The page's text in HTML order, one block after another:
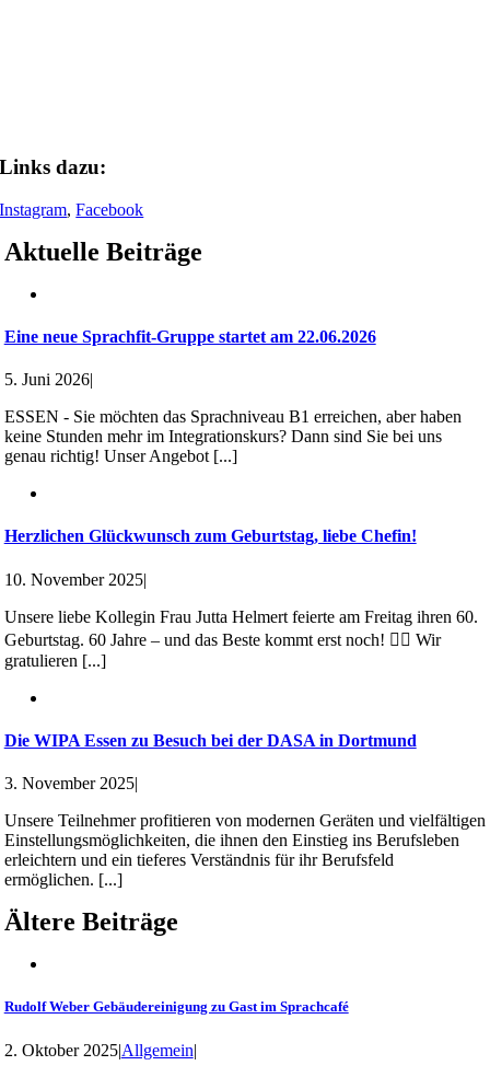
Links dazu:
Instagram,Facebook
Aktuelle Beiträge
Eine neue Sprachfit-Gruppe startet am 22.06.2026
5. Juni 2026|
ESSEN - Sie möchten das Sprachniveau B1 erreichen, aber haben
keine Stunden mehr im Integrationskurs? Dann sind Sie bei uns
genau richtig! Unser Angebot [...]
Herzlichen Glückwunsch zum Geburtstag, liebe Chefin!
10. November 2025|
Unsere liebe Kollegin Frau Jutta Helmert feierte am Freitag ihren 60.
Geburtstag. 60 Jahre – und das Beste kommt erst noch! 👯‍♀️ Wir
gratulieren [...]
Die WIPA Essen zu Besuch bei der DASA in Dortmund
3. November 2025|
Unsere Teilnehmer profitieren von modernen Geräten und vielfältigen
Einstellungsmöglichkeiten, die ihnen den Einstieg ins Berufsleben
erleichtern und ein tieferes Verständnis für ihr Berufsfeld
ermöglichen. [...]
Ältere Beiträge
Rudolf Weber Gebäudereinigung zu Gast im Sprachcafé
2. Oktober 2025|Allgemein|